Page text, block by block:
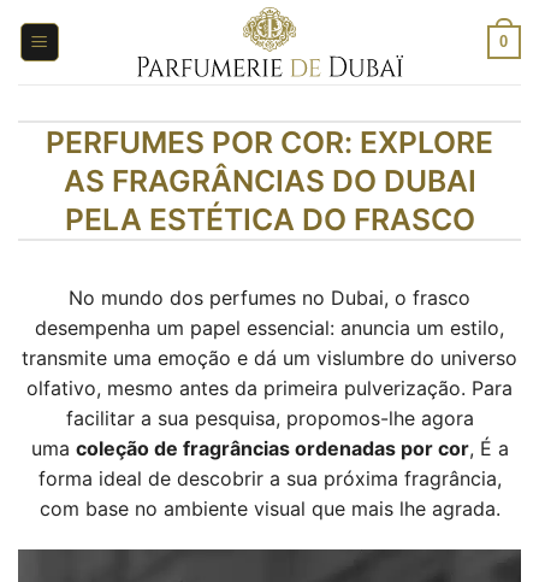
para
0
PERFUMES POR COR: EXPLORE
AS FRAGRÂNCIAS DO DUBAI
PELA ESTÉTICA DO FRASCO
No mundo dos perfumes no Dubai, o frasco
desempenha um papel essencial: anuncia um estilo,
transmite uma emoção e dá um vislumbre do universo
olfativo, mesmo antes da primeira pulverização. Para
facilitar a sua pesquisa, propomos-lhe agora
uma coleção de fragrâncias ordenadas por cor, É a
forma ideal de descobrir a sua próxima fragrância,
com base no ambiente visual que mais lhe agrada.